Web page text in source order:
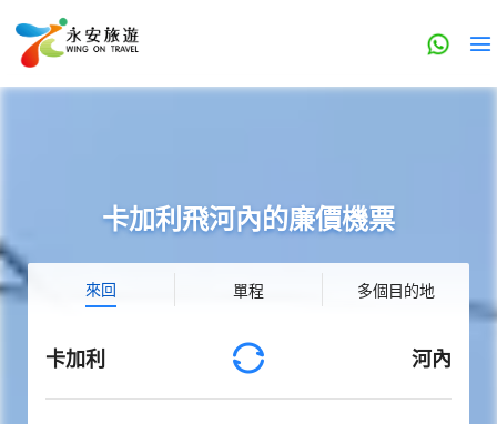
卡加利飛河內的廉價機票
來回 單程 多個目的地
卡加利 河內